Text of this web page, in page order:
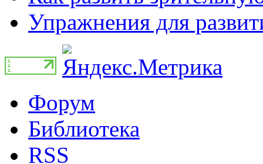
Упражнения для
Форум
Библиотека
RSS